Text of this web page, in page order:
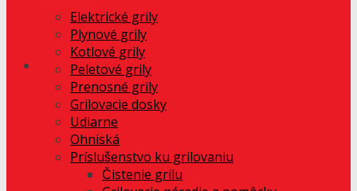
Elektrické grily
Plynové grily
Kotlové grily
Peletové grily
Prenosné grily
Grilovacie dosky
Udiarne
Ohniská
Príslušenstvo ku grilovaniu
Čistenie grilu